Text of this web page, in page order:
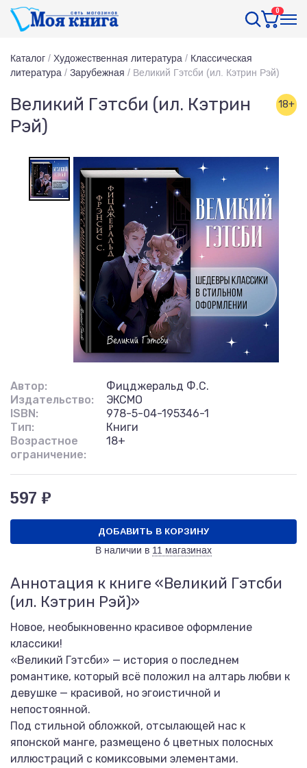
0
Каталог / Художественная литература / Классическая
литература / Зарубежная / Великий Гэтсби (ил. Кэтрин Рэй)
Великий Гэтсби (ил. Кэтрин
Рэй)
18+
Автор:
Фицджеральд Ф.С.
Издательство:
ЭКСМО
ISBN:
978-5-04-195346-1
Тип:
Книги
Возрастное
ограничение:
18+
597 ₽
ДОБАВИТЬ В КОРЗИНУ
В наличии в 11 магазинах
Аннотация к книге «Великий Гэтсби
(ил. Кэтрин Рэй)»
Новое, необыкновенно красивое оформление
классики!
«Великий Гэтсби» — история о последнем
романтике, который всё положил на алтарь любви к
девушке — красивой, но эгоистичной и
непостоянной.
Под стильной обложкой, отсылающей нас к
японской манге, размещено 6 цветных полосных
иллюстраций с комиксовыми элементами.